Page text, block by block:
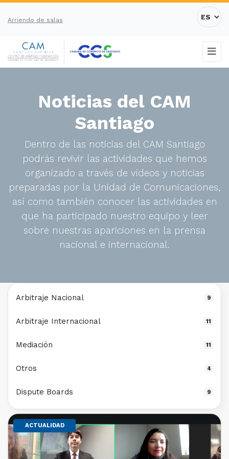
Arriendo de salas
Noticias del CAM
Santiago
Dentro de las noticias del CAM Santiago
podrás revivir las actividades que hemos
organizado a través de vídeos y noticias
preparadas por la Unidad de Comunicaciones,
así como también conocer las actividades en
que ha participado nuestro equipo y leer
sobre nuestras apariciones en la prensa
nacional e internacional.
ACTUALIDAD
Arbitraje Nacional 9
Arbitraje Internacional 11
Mediación 11
Otros 4
Dispute Boards 9